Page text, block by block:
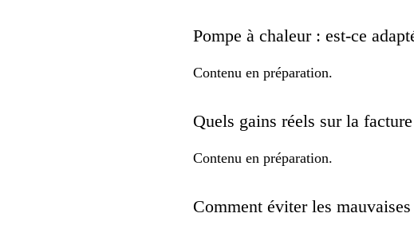
Pompe à chaleur : est-ce
Contenu en préparation.
Quels gains réels sur la
Contenu en préparation.
Comment éviter les